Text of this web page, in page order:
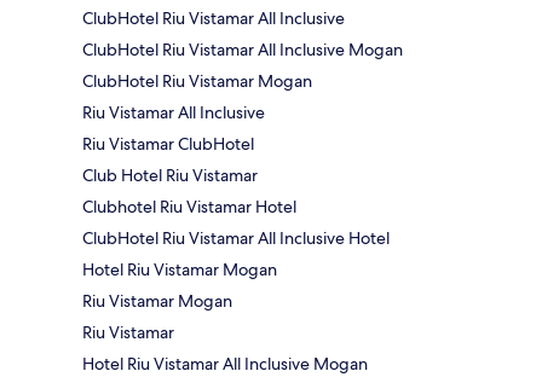
ClubHotel Riu Vistamar All Inclusive
ClubHotel Riu Vistamar All Inclusive Mogan
ClubHotel Riu Vistamar Mogan
Riu Vistamar All Inclusive
Riu Vistamar ClubHotel
Club Hotel Riu Vistamar
Clubhotel Riu Vistamar Hotel
ClubHotel Riu Vistamar All Inclusive Hotel
Hotel Riu Vistamar Mogan
Riu Vistamar Mogan
Riu Vistamar
Hotel Riu Vistamar All Inclusive Mogan